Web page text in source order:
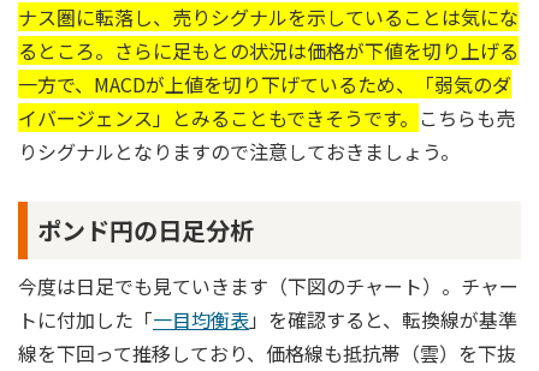
ナス圏に転落し、売りシグナルを示していることは気にな
るところ。さらに足もとの状況は価格が下値を切り上げる
一方で、MACDが上値を切り下げているため、「弱気のダ
イバージェンス」とみることもできそうです。 こちらも売
りシグナルとなりますので注意しておきましょう。
ポンド円の日足分析
今度は日足でも見ていきます（下図のチャート）。チャー
トに付加した「一目均衡表」を確認すると、転換線が基準
線を下回って推移しており、価格線も抵抗帯（雲）を下抜